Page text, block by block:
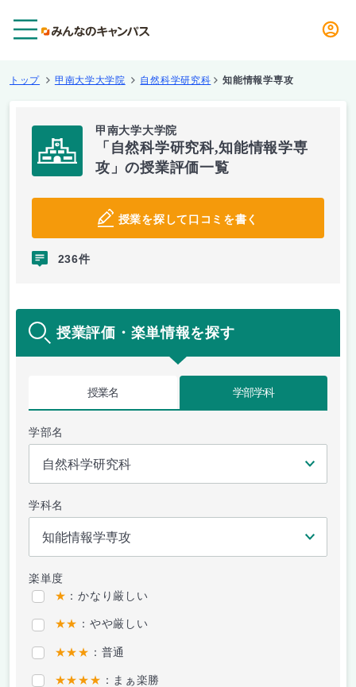
トップ 甲南大学大学院 自然科学研究科 知能情報学専攻
甲南大学大学院
「自然科学研究科,知能情報学専
攻」の授業評価一覧
授業を探して口コミを書く
236件
授業評価・楽単情報を探す
授業名 学部学科
学部名
学科名
楽単度
★ ：かなり厳しい
★★ ：やや厳しい
★★★ ：普通
★★★★ ：まぁ楽勝